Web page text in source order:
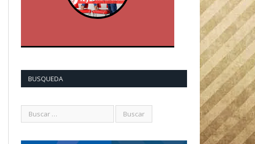
BUSQUEDA